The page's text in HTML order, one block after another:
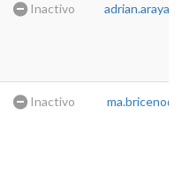
Inactivo
Inactivo